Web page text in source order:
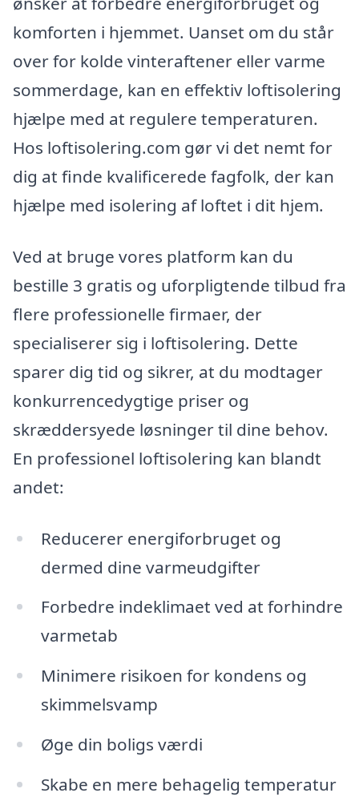
komforten i hjemmet. Uanset om du står
over for kolde vinteraftener eller varme
sommerdage, kan en effektiv loftisolering
hjælpe med at regulere temperaturen.
Hos loftisolering.com gør vi det nemt for
dig at finde kvalificerede fagfolk, der kan
hjælpe med isolering af loftet i dit hjem.
Ved at bruge vores platform kan du
bestille 3 gratis og uforpligtende tilbud fra
flere professionelle firmaer, der
specialiserer sig i loftisolering. Dette
sparer dig tid og sikrer, at du modtager
konkurrencedygtige priser og
skræddersyede løsninger til dine behov.
En professionel loftisolering kan blandt
andet:
Reducerer energiforbruget og
dermed dine varmeudgifter
Forbedre indeklimaet ved at forhindre
varmetab
Minimere risikoen for kondens og
skimmelsvamp
Øge din boligs værdi
Skabe en mere behagelig temperatur